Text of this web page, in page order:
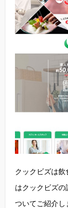
クックビズは
はクックビズ
ついてご紹介し